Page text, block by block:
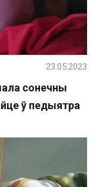
сонечны
ў педыятра
23.05.2023